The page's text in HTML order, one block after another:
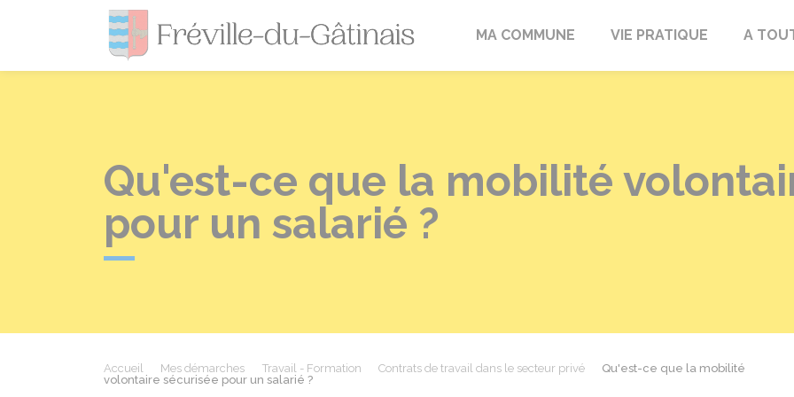
Fréville-du-Gâtinais
MA COMMUNE VIE PRATIQUE A
Qu'est-ce que la mobilité
pour un salarié ?
Accueil Mes démarches Travail - Formation Contrats de travail dans le secteur privé
Qu'est-ce que la mobilité
volontaire sécurisée pour un salarié ?